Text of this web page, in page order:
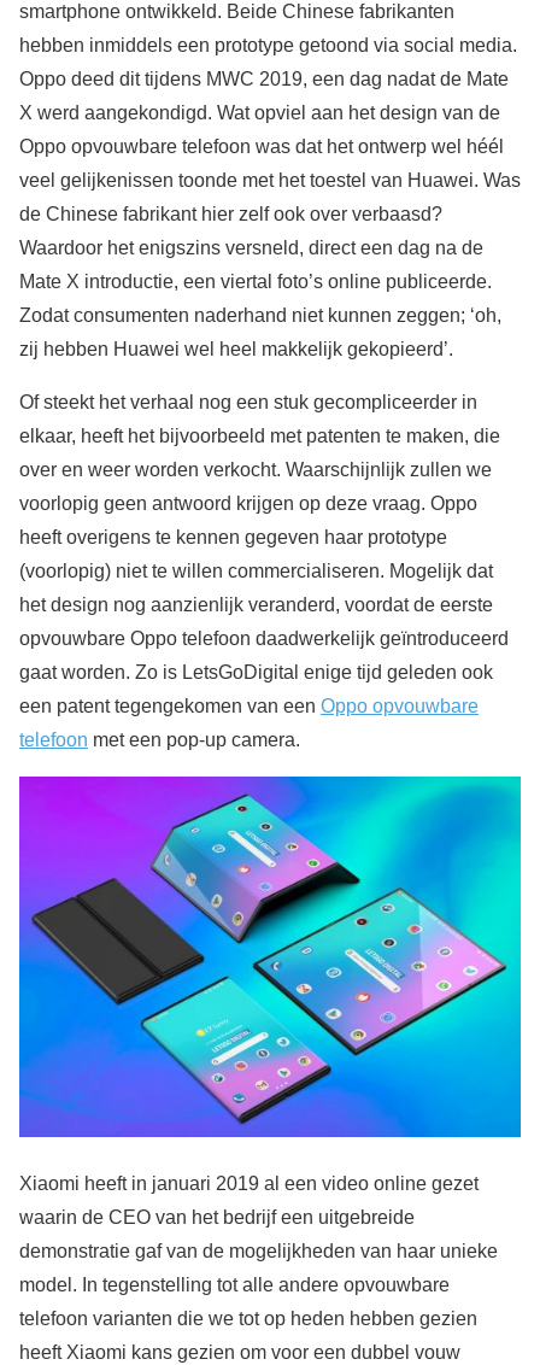
smartphone ontwikkeld. Beide Chinese fabrikanten
hebben inmiddels een prototype getoond via social media.
Oppo deed dit tijdens MWC 2019, een dag nadat de Mate
X werd aangekondigd. Wat opviel aan het design van de
Oppo opvouwbare telefoon was dat het ontwerp wel héél
veel gelijkenissen toonde met het toestel van Huawei. Was
de Chinese fabrikant hier zelf ook over verbaasd?
Waardoor het enigszins versneld, direct een dag na de
Mate X introductie, een viertal foto’s online publiceerde.
Zodat consumenten naderhand niet kunnen zeggen; ‘oh,
zij hebben Huawei wel heel makkelijk gekopieerd’.
Of steekt het verhaal nog een stuk gecompliceerder in
elkaar, heeft het bijvoorbeeld met patenten te maken, die
over en weer worden verkocht. Waarschijnlijk zullen we
voorlopig geen antwoord krijgen op deze vraag. Oppo
heeft overigens te kennen gegeven haar prototype
(voorlopig) niet te willen commercialiseren. Mogelijk dat
het design nog aanzienlijk veranderd, voordat de eerste
opvouwbare Oppo telefoon daadwerkelijk geïntroduceerd
gaat worden. Zo is LetsGoDigital enige tijd geleden ook
een patent tegengekomen van een Oppo opvouwbare
telefoon met een pop-up camera.
Xiaomi heeft in januari 2019 al een video online gezet
waarin de CEO van het bedrijf een uitgebreide
demonstratie gaf van de mogelijkheden van haar unieke
model. In tegenstelling tot alle andere opvouwbare
telefoon varianten die we tot op heden hebben gezien
heeft Xiaomi kans gezien om voor een dubbel vouw